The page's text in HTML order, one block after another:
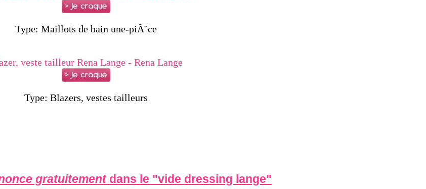
Type: Maillots de bain une-piÃ¨ce
veste tailleur Rena Lange - Rena Lange
Type: Blazers, vestes tailleurs
gratuitementdans le "vide dressing lange"